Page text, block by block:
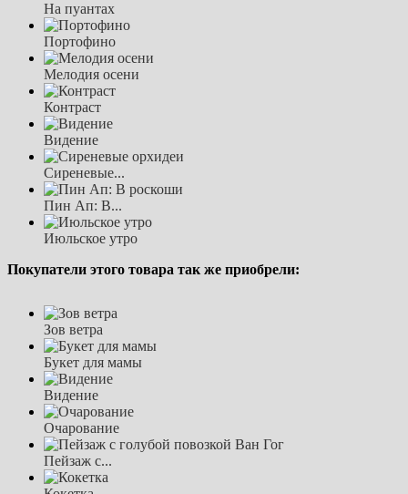
На пуантах
Портофино
Мелодия осени
Контраст
Видение
Сиреневые...
Пин Ап: В...
Июльское утро
Покупатели этого товара так же приобрели:
Зов ветра
Букет для мамы
Видение
Очарование
Пейзаж с...